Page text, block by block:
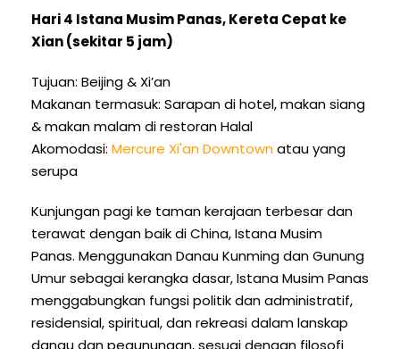
Hari 4 Istana Musim Panas, Kereta Cepat ke
Xian (sekitar 5 jam)
Tujuan: Beijing & Xi’an
Makanan termasuk: Sarapan di hotel, makan siang
& makan malam di restoran Halal
Akomodasi: Mercure Xi'an Downtownatau yang
serupa
Kunjungan pagi ke taman kerajaan terbesar dan
terawat dengan baik di China, Istana Musim
Panas. Menggunakan Danau Kunming dan Gunung
Umur sebagai kerangka dasar, Istana Musim Panas
menggabungkan fungsi politik dan administratif,
residensial, spiritual, dan rekreasi dalam lanskap
danau dan pegunungan, sesuai dengan filosofi